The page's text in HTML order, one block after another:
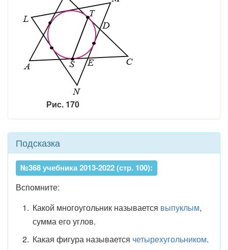
Рис. 170
Подсказка
№368 учебника 2013-2022 (стр. 100):
Вспомните:
Какой многоугольник называется выпуклым,
сумма его углов.
Какая фигура называется четырехугольником.